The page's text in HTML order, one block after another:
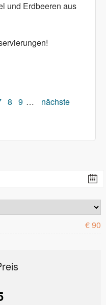
und Erdbeeren aus
8 9 …
nächste
€ 90